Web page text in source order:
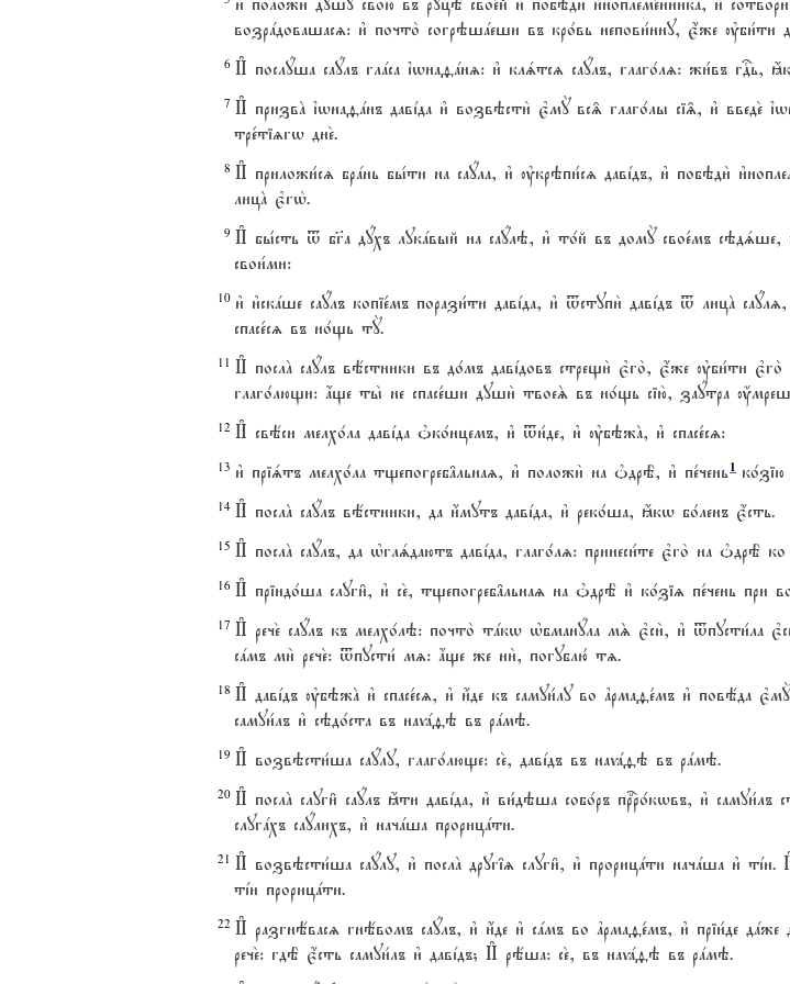
возрaдовашасz: и3 почто2 согрэшaеши въ кро1вь непови1нну, є4же ўби1ти
6 И# послyша саyлъ глaса їwнаfaнz: и3 клsтсz саyлъ, глаго1лz: жи1въ гDь,
7 И# призвA їwнаfaнъ давjда и3 возвэсти2 є3мY вс‰ глаго1лы сі‰, и3 введе2
тре1тіzгw дне2.
8 И# приложи1сz брaнь бы1ти на саyла, и3 ўкрэпи1сz давjдъ, и3 побэди2
лицA є3гw2.
9 И# бы1сть t бг7а дyхъ лукaвый на саyлэ, и3 то1й въ домY свое1мъ сэдsше,
свои1ми:
10 и3 и3скaше саyлъ копіе1мъ порази1ти давjда, и3 tступи2 давjдъ t лицA
спасе1сz въ но1щь тY.
11 И# послA саyлъ вёстники въ до1мъ давjдовъ стрещи2 є3го2, є4же ўби1ти
глаго1лющи: ѓще ты2 не спасе1ши души2 твоеS въ но1щь сію2, заyтра
12 И# свёси мелхо1ла давjда nко1нцемъ, и3 tи1де, и3 ўбэжA, и3 спасе1сz:
13 и3 пріsтъ мелхо1ла тщепогреб†льнаz, и3 положи2 на nдрЁ, и3 пе1чень1ко1зію
14 И# послA саyлъ вёстники, да и4мутъ давjда, и3 реко1ша, ћкw бо1ленъ є4сть.
15 И# послA саyлъ, да њглsдаютъ давjда, глаго1лz: принеси1те є3го2 на nдрЁ
16 И# пріидо1ша слуги6, и3 се2, тщепогреб†льнаz на nдрЁ и3 ко1зіz пе1чень при
17 И# рече2 саyлъ къ мелхо1лэ: почто2 тaкw њбманyла мS є3си2, и3 tпусти1ла
сaмъ ми2 рече2: tпусти1 мz: ѓще же ни2, погублю1 тz.
18 И# давjдъ ўбэжA и3 спасе1сz, и3 и4де къ самуи1лу во ґрмаfе1мъ и3 повёда є3мY
самуи1лъ и3 сэдо1ста въ наvafэ въ рaмэ.
19 И# возвэсти1ша саyлу, глаго1люще: се2, давjдъ въ наvafэ въ рaмэ.
20 И# послA слуги6 саyлъ ћти давjда, и3 ви1дэша собо1ръ прbро1кwвъ, и3
слугaхъ саyлихъ, и3 начaша прорицaти.
21 И# возвэсти1ша саyлу, и3 послA друг‡z слуги6, и3 прорицaти начaша и3 тjи.
тjи прорицaти.
22 И# разгнёвасz гнёвомъ саyлъ, и3 и4де и3 сaмъ во ґрмаfе1мъ, и3 пріи1де
рече2: гдЁ є4сть самуи1лъ и3 давjдъ; И# рёша: се2, въ наvafэ въ рaмэ.